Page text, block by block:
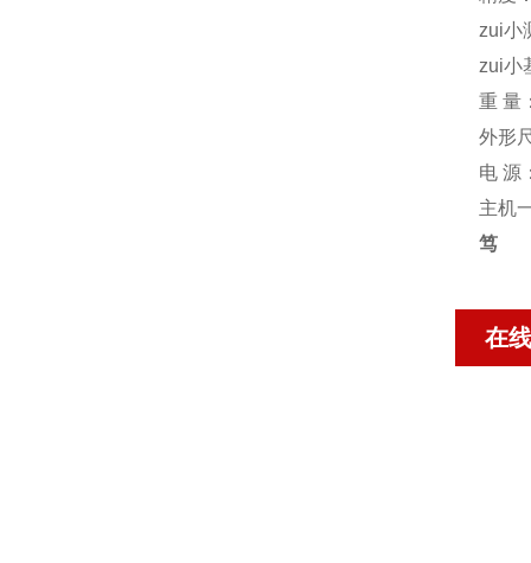
zui小
zui小
重 量
外形
电 源
主机
笃
在